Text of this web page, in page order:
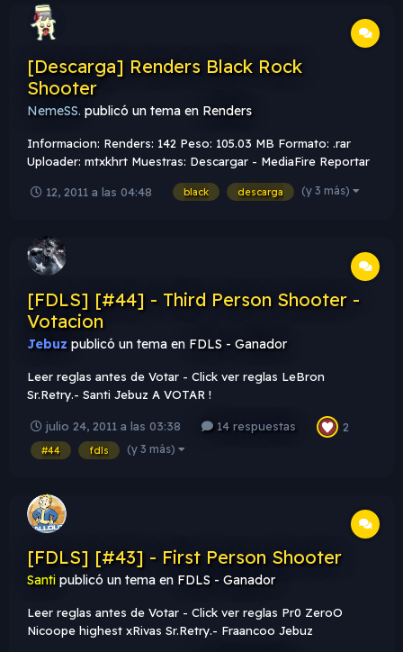
[Descarga] Renders Black Rock
Shooter
NemeSS. publicó un tema en Renders
Informacion: Renders: 142 Peso: 105.03 MB Formato: .rar
Uploader: mtxkhrt Muestras: Descargar - MediaFire Reportar
12, 2011 a las 04:48
black descarga (y 3 más)
[FDLS] [#44] - Third Person Shooter -
Votacion
Jebuz publicó un tema en FDLS - Ganador
Leer reglas antes de Votar - Click ver reglas LeBron
Sr.Retry.- Santi Jebuz A VOTAR !
julio 24, 2011 a las 03:38 14 respuestas 2
#44 fdls (y 3 más)
[FDLS] [#43] - First Person Shooter
Santi publicó un tema en FDLS - Ganador
Leer reglas antes de Votar - Click ver reglas Pr0 ZeroO
Nicoope highest xRivas Sr.Retry.- Fraancoo Jebuz